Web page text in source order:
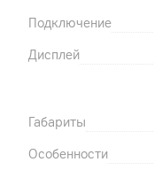
Подключение
Дисплей
Габариты
Особенности